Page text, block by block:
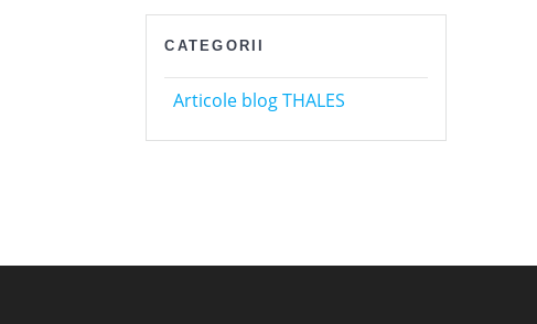
CATEGORII
Articole blog THALES